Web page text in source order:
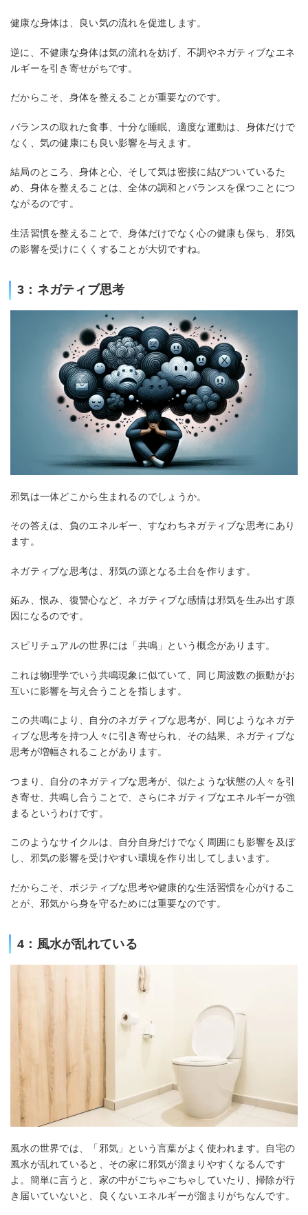
健康な身体は、良い気の流れを促進します。
逆に、不健康な身体は気の流れを妨げ、不調やネガティブなエネ
ルギーを引き寄せがちです。
だからこそ、身体を整えることが重要なのです。
バランスの取れた食事、十分な睡眠、適度な運動は、身体だけで
なく、気の健康にも良い影響を与えます。
結局のところ、身体と心、そして気は密接に結びついているた
め、身体を整えることは、全体の調和とバランスを保つことにつ
ながるのです。
生活習慣を整えることで、身体だけでなく心の健康も保ち、邪気
の影響を受けにくくすることが大切ですね。
3：ネガティブ思考
邪気は一体どこから生まれるのでしょうか。
その答えは、負のエネルギー、すなわちネガティブな思考にあり
ます。
ネガティブな思考は、邪気の源となる土台を作ります。
妬み、恨み、復讐心など、ネガティブな感情は邪気を生み出す原
因になるのです。
スピリチュアルの世界には「共鳴」という概念があります。
これは物理学でいう共鳴現象に似ていて、同じ周波数の振動がお
互いに影響を与え合うことを指します。
この共鳴により、自分のネガティブな思考が、同じようなネガテ
ィブな思考を持つ人々に引き寄せられ、その結果、ネガティブな
思考が増幅されることがあります。
つまり、自分のネガティブな思考が、似たような状態の人々を引
き寄せ、共鳴し合うことで、さらにネガティブなエネルギーが強
まるというわけです。
このようなサイクルは、自分自身だけでなく周囲にも影響を及ぼ
し、邪気の影響を受けやすい環境を作り出してしまいます。
だからこそ、ポジティブな思考や健康的な生活習慣を心がけるこ
とが、邪気から身を守るためには重要なのです。
4：風水が乱れている
風水の世界では、「邪気」という言葉がよく使われます。自宅の
風水が乱れていると、その家に邪気が溜まりやすくなるんです
よ。簡単に言うと、家の中がごちゃごちゃしていたり、掃除が行
き届いていないと、良くないエネルギーが溜まりがちなんです。